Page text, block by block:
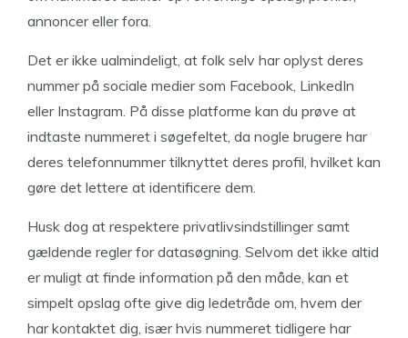
annoncer eller fora.
Det er ikke ualmindeligt, at folk selv har oplyst deres
nummer på sociale medier som Facebook, LinkedIn
eller Instagram. På disse platforme kan du prøve at
indtaste nummeret i søgefeltet, da nogle brugere har
deres telefonnummer tilknyttet deres profil, hvilket kan
gøre det lettere at identificere dem.
Husk dog at respektere privatlivsindstillinger samt
gældende regler for datasøgning. Selvom det ikke altid
er muligt at finde information på den måde, kan et
simpelt opslag ofte give dig ledetråde om, hvem der
har kontaktet dig, især hvis nummeret tidligere har